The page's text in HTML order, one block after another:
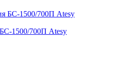
1500/700П Atesy